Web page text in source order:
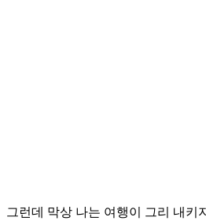
그런데 막상 나는 여행이 그리 내키